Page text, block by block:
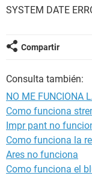
SYSTEM DATE
Compartir
Consulta también:
NO ME FUNCIONA
Como funciona
Impr pant no
Como funciona la
Ares no funciona
Como funciona el